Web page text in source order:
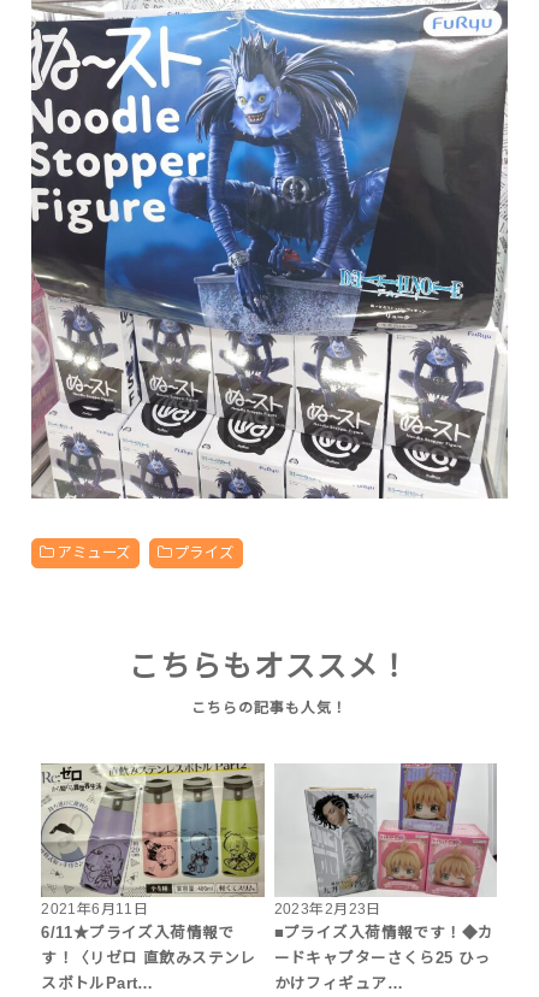
アミューズ プライズ
こちらもオススメ！
2021年6月11日
6/11★プライズ入荷情報で
す！〈リゼロ 直飲みステンレ
スボトルPart…
2023年2月23日
■プライズ入荷情報です！◆カ
ードキャプターさくら25 ひっ
かけフィギュア…